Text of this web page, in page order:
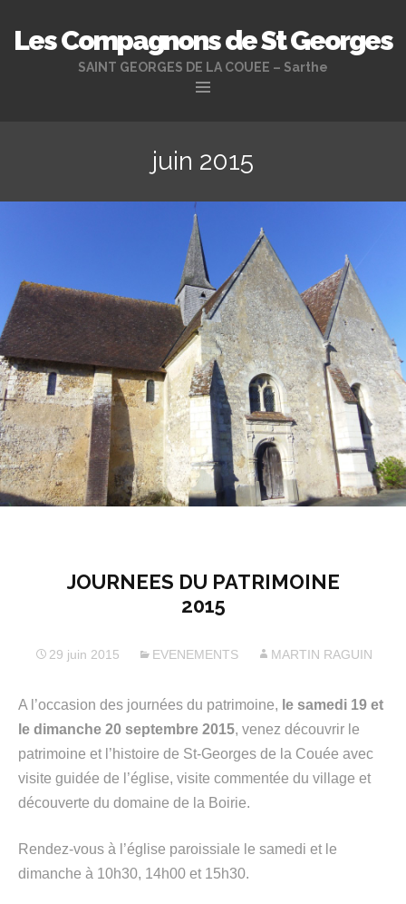
Les Compagnons de St Georges
SAINT GEORGES DE LA COUEE – Sarthe
contenu
juin 2015
JOURNEES DU PATRIMOINE
2015
29 juin 2015 EVENEMENTS MARTIN RAGUIN
A l’occasion des journées du patrimoine, le samedi 19 et
le dimanche 20 septembre 2015, venez découvrir le
patrimoine et l’histoire de St-Georges de la Couée avec
visite guidée de l’église, visite commentée du village et
découverte du domaine de la Boirie.
Rendez-vous à l’église paroissiale le samedi et le
dimanche à 10h30, 14h00 et 15h30.